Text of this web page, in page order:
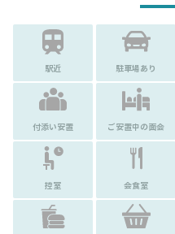
駅近 駐車場あり
付添い安置 ご安置中の面会
控室 会食室